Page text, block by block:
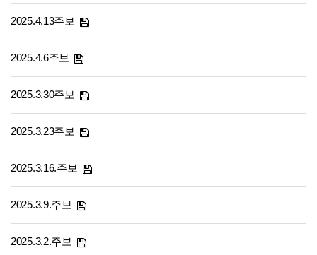
2025.4.13주보
2025.4.6주보
2025.3.30주보
2025.3.23주보
2025.3.16.주보
2025.3.9.주보
2025.3.2.주보